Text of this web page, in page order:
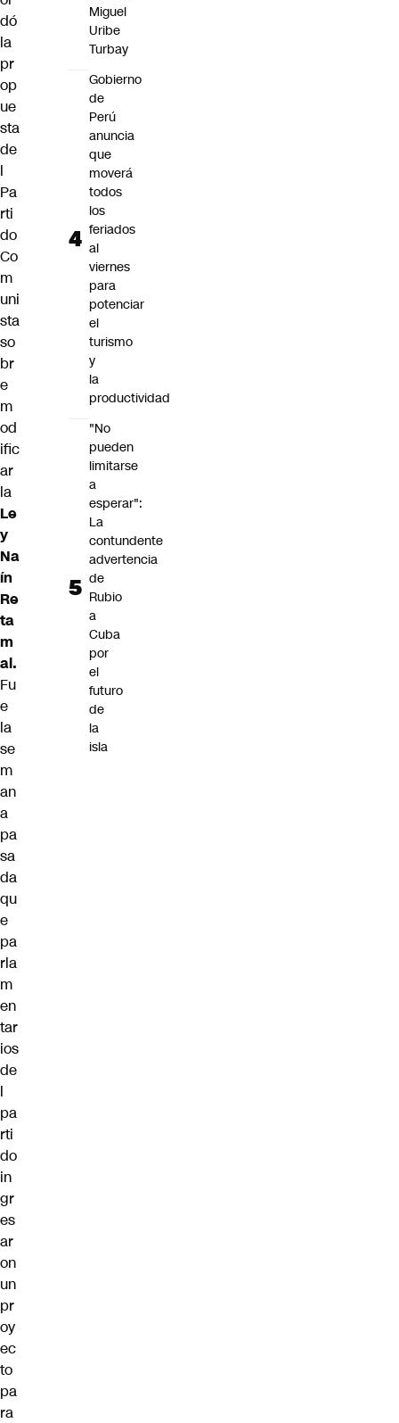
dó
la
pr
op
ue
sta
de
l
Pa
rti
do
Co
m
uni
sta
so
br
e
m
od
ific
ar
la
Le
y
Na
ín
Re
ta
m
al.
Fu
e
la
se
m
an
a
pa
sa
da
qu
e
pa
rla
m
en
tar
ios
de
l
pa
rti
do
in
gr
es
ar
on
un
pr
oy
ec
to
pa
ra
Miguel
Uribe
Turbay
Gobierno
de
Perú
anuncia
que
moverá
todos
los
feriados
al
viernes
para
potenciar
el
turismo
y
la
productividad
"No
pueden
limitarse
a
esperar":
La
contundente
advertencia
de
Rubio
a
Cuba
por
el
futuro
de
la
isla